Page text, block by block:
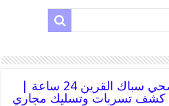
رقم فني صحي سباك القرين 24 ساعة |